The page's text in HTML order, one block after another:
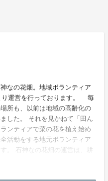
なの花畑。地域ボランティア
り運営を行っております。 毎
所も、以前は地域の高齢化の
した。 それを見かねて「田ん
ンティアで菜の花を植え始め
活動をする地元ボランティア
。 石神なの花畑の運営は、耕